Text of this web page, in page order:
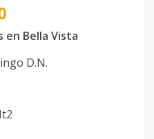
en Bella Vista
D.N.